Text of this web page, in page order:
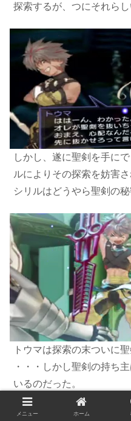
探索するが、つにそれらし
しかし、遂に聖剣を手に
ルによりその探索を妨害さ
シリルはどうやら聖剣の
トウマは探索の末ついに聖
・・・しかし聖剣の持ち
いるのだった。
メニュー ホーム